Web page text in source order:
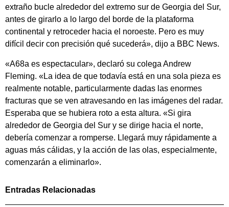
extraño bucle alrededor del extremo sur de Georgia del Sur,
antes de girarlo a lo largo del borde de la plataforma
continental y retroceder hacia el noroeste. Pero es muy
difícil decir con precisión qué sucederá», dijo a BBC News.
«A68a es espectacular», declaró su colega Andrew
Fleming. «La idea de que todavía está en una sola pieza es
realmente notable, particularmente dadas las enormes
fracturas que se ven atravesando en las imágenes del radar.
Esperaba que se hubiera roto a esta altura. «Si gira
alrededor de Georgia del Sur y se dirige hacia el norte,
debería comenzar a romperse. Llegará muy rápidamente a
aguas más cálidas, y la acción de las olas, especialmente,
comenzarán a eliminarlo».
Entradas Relacionadas